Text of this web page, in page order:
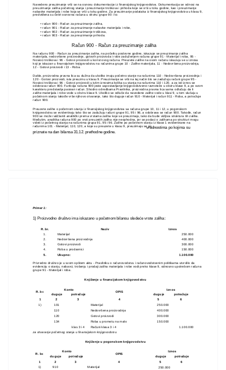
Navedeno preuzimanje vrši se na osnovu dokumentacije iz finansijskog knjigovodstva. Dokumentacija se odnosi na
preuzimanje zaliha početnog stanja i preuzimanje troškova i prihoda koje se vrši u toku godine, kao i preuzimanje
nabavke materijala i robe koja se vrši u toku godine. Za preuzimanje podataka iz finansijskog knjigovodstva u klasu 9,
predviđena su četiri osnovna računa u okviru grupe 90 i to:
• račun 900 - Račun za preuzimanje zaliha,
• račun 901 - Račun za preuzimanje nabavke materijala i robe,
• račun 902 - Račun za preuzimanje troškova,
• račun 903 - Račun za preuzimanje prihoda.
Račun 900 - Račun za preuzimanje zaliha
Na računu 900 - Račun za preuzimanje zaliha, na početku poslovne godine, iskazuje se preuzimanje zaliha
materijala, nedovršene proizvodnje, gotovih proizvoda i robe zaduženjem računa grupe 91 - Materijal i roba, 95 -
Nosioci troškova i 96 - Gotovi proizvodi u korist ovog računa. Preuzete zalihe na ovom računu iskazuju se u iznosu
koji je iskazan u finansijskom knjigovodstvu na računima grupe 10 - Zalihe materijala, 11 - Nedovršena proizvodnja,
12 - Gotovi proizvodi i 13 - Roba.
Dakle, proizvodna pravna lica su dužna da ukoliko imaju početno stanje na računima 110 - Nedovršena proizvodnja i
120 - Gotovi proizvodi, ista preuzmu u klasu 9. Preuzimanje se vrši na taj način što se zadužuju računi grupe 95 -
Nosioci troškova i 96 - Gotovi proizvodi u istim iznosima kolika su stanja na računima 110 i 120, a za isti iznos se
odobrava račun 900. Funkcija računa 900 jeste uspostavljanje knjigovodstvene ravnoteže u okviru klase 9, a po svom
karakteru predstavlja pasivan račun. Shodno odredbama Pravilnika, proizvodna pravna lica sama odlučuju da li
zalihe materijala i robe vode u okviru klase 9. Ukoliko se odluče da navedene zalihe vode u klasi 9, u tom slučaju u
početnom stanju takođe vrše njihovo otvaranje, tako što duguje račun 910 - Materijal i račun 911 - Roba, a potražuje
račun 900.
Preuzete zalihe o početnom stanju iz finansijskog knjigovodstva sa računa grupe 10, 11 i 12, u pogonskom
knjigovodstvu se evidentiraju tako što se zadužuju računi grupe 91, 95 i 96, a odobrava se račun 900. Takođe, račun
900 se može raščlaniti analitički prema vrstama zaliha koje se preuzimaju, tako da bude vidljiva struktura tih zaliha.
Međutim, analitika računa 900 po vrsti preuzetih zaliha nije neophodna, jer se podaci o zalihama po strukturi mogu
videti iz početnog stanja na računima grupa 91, 95 i 96. Zalihe po početnom stanju iz klase 1 evidentirane na
računima 101 - Materijal, 110, 120, a koje su preuzete u klasu 9, preuzimaju se povrednostima po kojima su
priznate na dan bilansa 31.12. prethodne godine.
Primer 1:
1) Proizvodno društvo ima iskazano u početnom bilansu sledeće vrste zaliha:
R. br. Naziv
Iznos
1.
Materijal
250.000
2.
Nedovršena proizvodnja
400.000
3.
Gotovi proizvodi
300.000
4.
Roba u prodavnici 150.000
5. Ukupno: 1.100.000
Privredno društvo je u svom opštem aktu - Pravilniku o računovodstvu i računovodstvenim politikama utvrdilo da
evidenciju o stanju, nabavci, trošenju i prodaji zaliha materijala i robe vodi preko klase 9, odnosno upotrebom računa
grupe 91 - Materijal i roba.
Knjiženje u finansijskom knjigovodstvu
R. br.
Konto
OPIS
Iznos
duguje
potražuje duguje
potražuje
1
2 3 4 5
6
1)
101 Materijal 250.000
110 Nedovršena proizvodnja 400.000
120 Gotovi proizvodi
300.000
134
Roba u prometu na malo
150.000
klas 3 i 4
Računi klasa 3 i 4
1.100.000
za otvaranje početnog stanja u finansijskom knjigovodstvu
Knjiženje u pogonskom knjigovodstvu
R. br.
Konto
OPIS
Iznos
duguje potražuje duguje
potražuje
1
2 3 4 5
6
1)
910 Materijal
250.000